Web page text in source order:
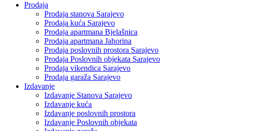
Prodaja
Prodaja stanova Sarajevo
Prodaja kuća Sarajevo
Prodaja apartmana Bjelašnica
Prodaja apartmana Jahorina
Prodaja poslovnih prostora Sarajevo
Prodaja Poslovnih objekata Sarajevo
Prodaja vikendica Sarajevo
Prodaja garaža Sarajevo
Izdavanje
Izdavanje Stanova Sarajevo
Izdavanje kuća
Izdavanje poslovnih prostora
Izdavanje Poslovnih objekata